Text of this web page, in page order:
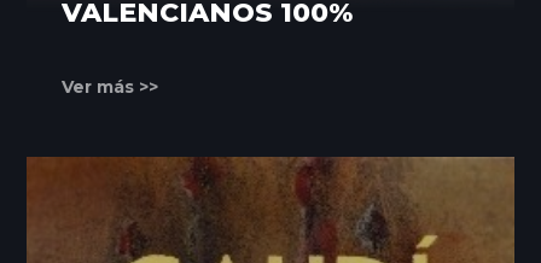
VALENCIANOS 100%
Ver más >>